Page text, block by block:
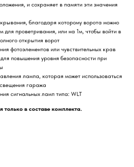
и сохраняет в памяти эти значения
благодаря которому ворота можно
для проветривания, или на 1м, чтобы войти в
открытия ворот
фотоэлементов или чувствительных крав
повышения уровня безопасности при
лампа, которая может использоваться
гаража
сигнальных ламп типа: WLT
в составе комплекта.